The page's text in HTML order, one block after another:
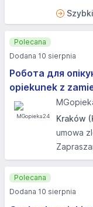
Робота для
opiekunek z
Kraków
umowa
Polecana
Dodana 10 sierpnia
Polecana
Dodana 10 sierpnia